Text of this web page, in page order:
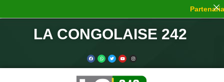
LA CONGOLAISE 242